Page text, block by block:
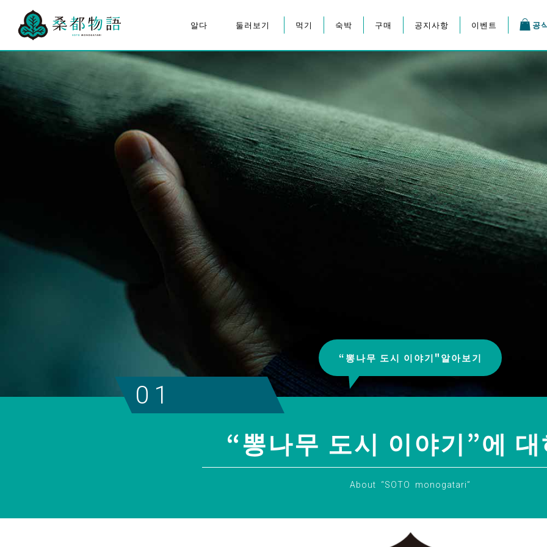
알다
“뽕나무 도시 이야기”에 대하
구성 문화재
모두의 뽕나무 도시 이야기
뽕나무 도시 이야기 추진협의
회에 대하여
둘러보기
하치오지 축제
먹기 숙박 구매 공지사항 이벤트 공
“뽕나무 도시 이야기"알아보기
“뽕나무 도시 이야기”에
About “SOTO monogatari”
01